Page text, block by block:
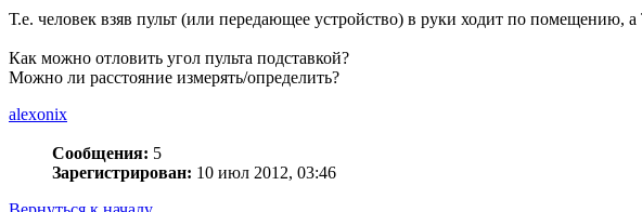
Т.е. человек взяв пульт (или передающее устройство) в руки ходит по помещению,
Как можно отловить угол пульта подставкой?
Можно ли расстояние измерять/определить?
alexonix
Сообщения: 5
Зарегистрирован: 10 июл 2012, 03:46